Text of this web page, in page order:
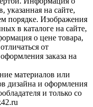
указанная на сайте,
порядке. Изображения
в каталоге на сайте,
о цене товара,
от
заказа на
материалов или
дизайна и оформления
и только со